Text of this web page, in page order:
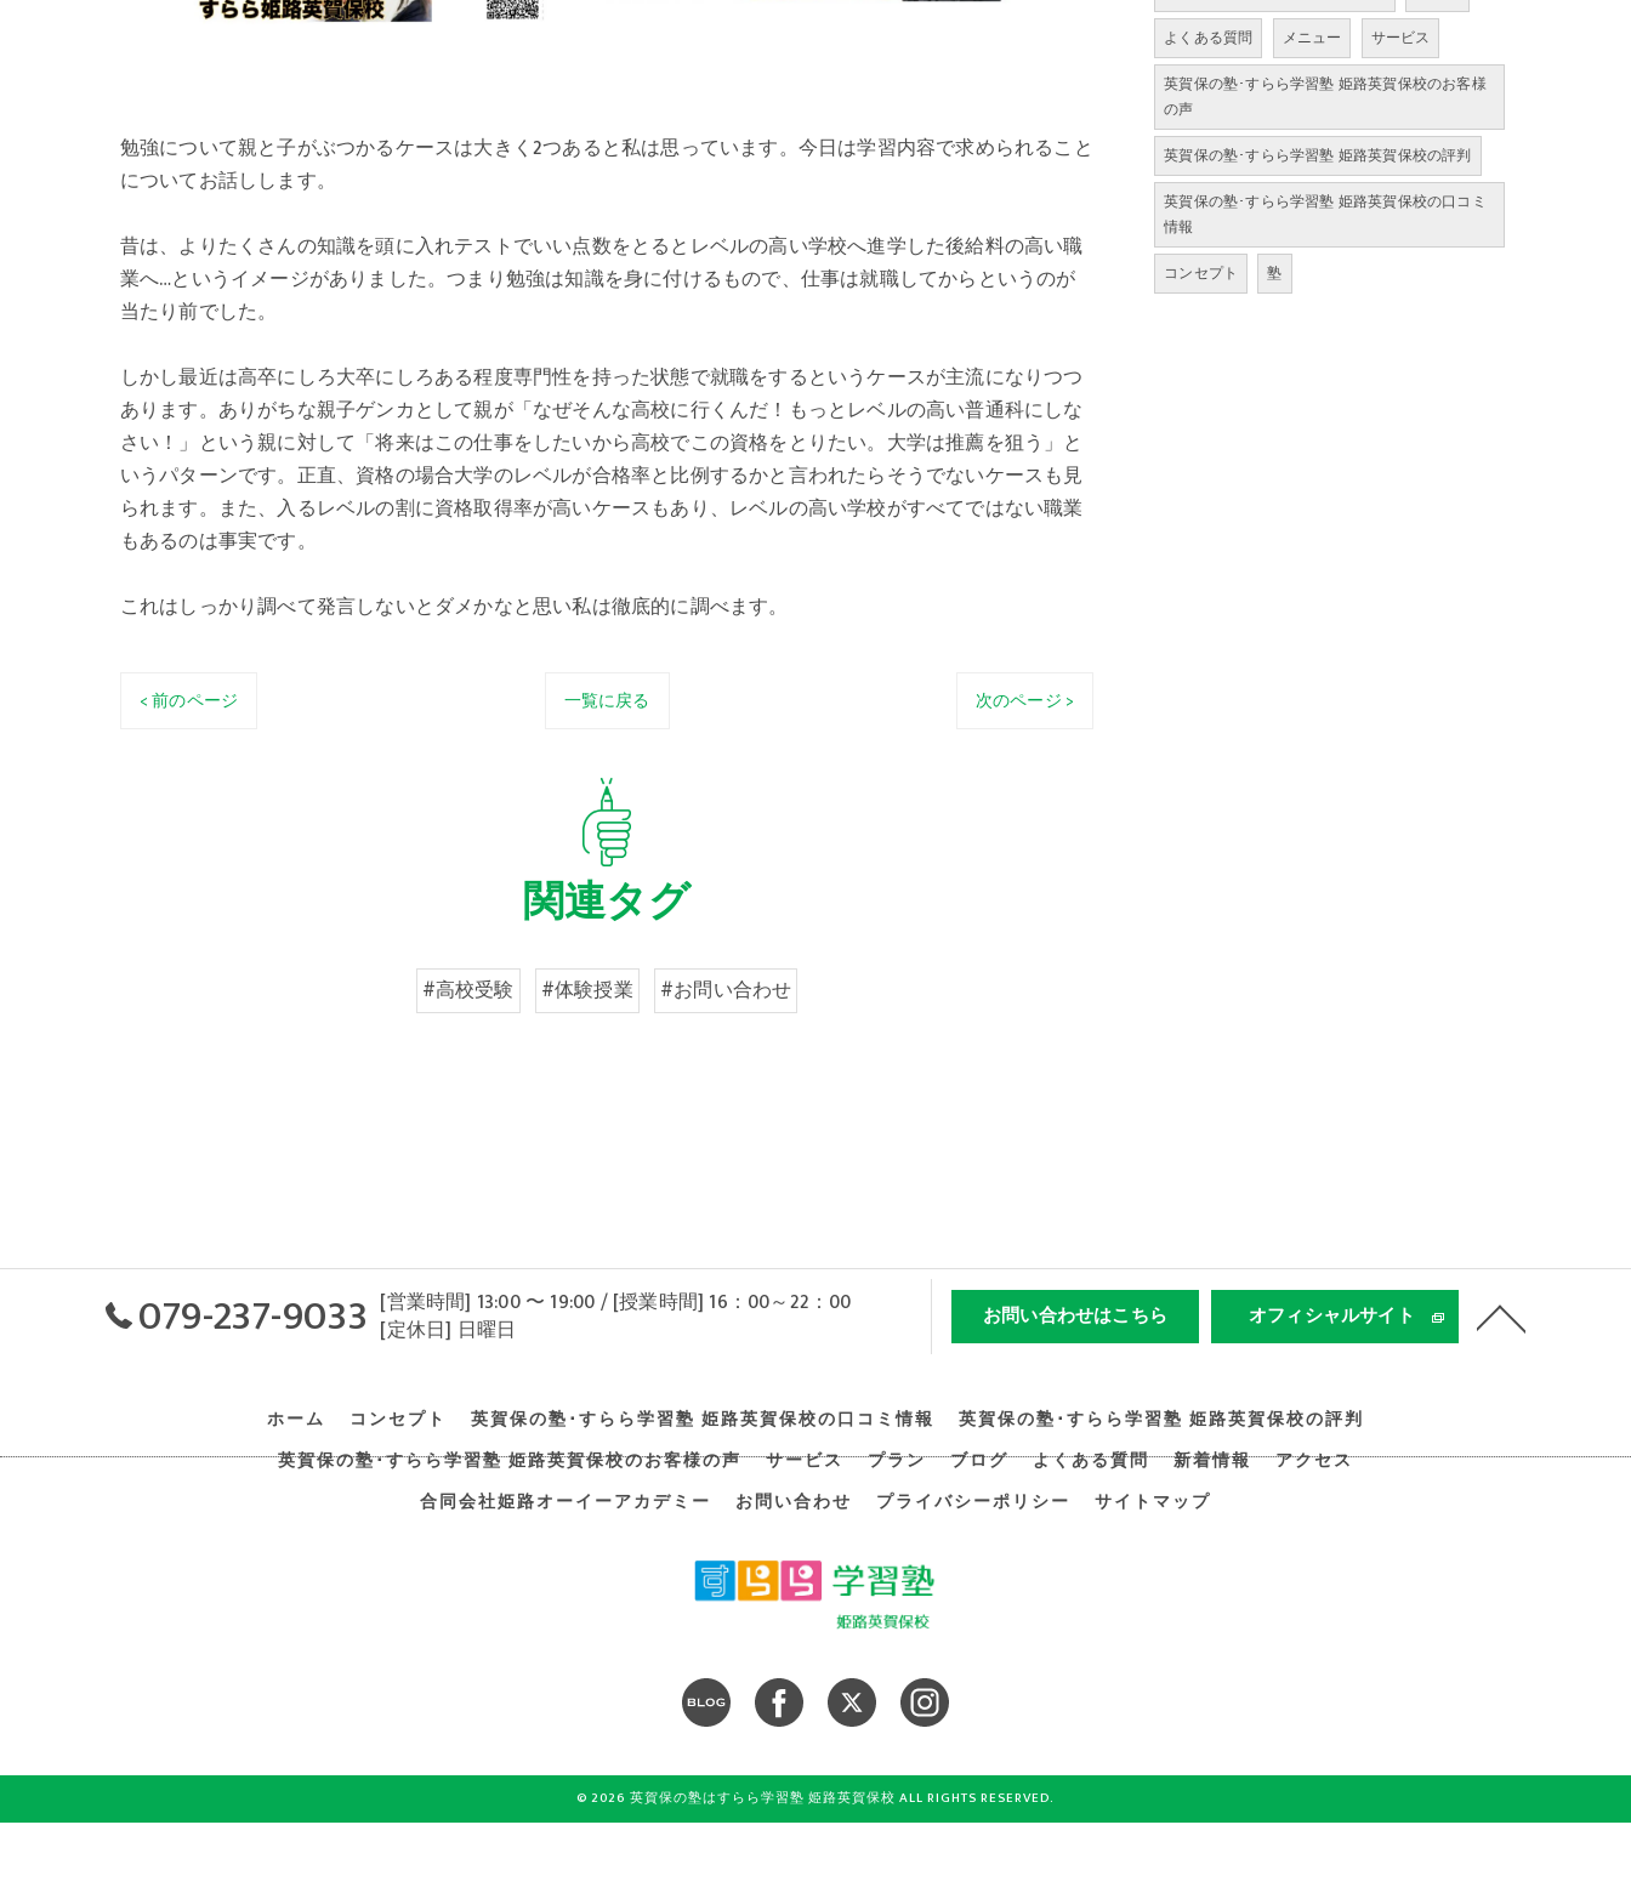
勉強について親と子がぶつかるケースは大きく2つあると私は思っています。今日は学習内容で求められること
についてお話しします。
昔は、よりたくさんの知識を頭に入れテストでいい点数をとるとレベルの高い学校へ進学した後給料の高い職
業へ…というイメージがありました。つまり勉強は知識を身に付けるもので、仕事は就職してからというのが
当たり前でした。
しかし最近は高卒にしろ大卒にしろある程度専門性を持った状態で就職をするというケースが主流になりつつ
あります。ありがちな親子ゲンカとして親が「なぜそんな高校に行くんだ！もっとレベルの高い普通科にしな
さい！」という親に対して「将来はこの仕事をしたいから高校でこの資格をとりたい。大学は推薦を狙う」と
いうパターンです。正直、資格の場合大学のレベルが合格率と比例するかと言われたらそうでないケースも見
られます。また、入るレベルの割に資格取得率が高いケースもあり、レベルの高い学校がすべてではない職業
もあるのは事実です。
これはしっかり調べて発言しないとダメかなと思い私は徹底的に調べます。
< 前のページ 一覧に戻る 次のページ >
関連タグ
#高校受験 #体験授業 #お問い合わせ
よくある質問
メニュー
サービス
英賀保の塾･すらら学習塾 姫路英賀保校のお客様
の声
英賀保の塾･すらら学習塾 姫路英賀保校の評判
英賀保の塾･すらら学習塾 姫路英賀保校の口コミ
情報
コンセプト
塾
079-237-9033 [営業時間] 13:00 〜 19:00 / [授業時間] 16：00～22：00
[定休日] 日曜日
お問い合わせはこちら オフィシャルサイト
ホーム コンセプト 英賀保の塾･すらら学習塾 姫路英賀保校の口コミ情報
英賀保の塾･すらら学習塾 姫路英賀保校の評判
英賀保の塾･すらら学習塾 姫路英賀保校のお客様の声
サービス プラン ブログ よくある質問 新着情報
アクセス
合同会社姫路オーイーアカデミー
お問い合わせ プライバシーポリシー サイトマップ
© 2026 英賀保の塾はすらら学習塾 姫路英賀保校 ALL RIGHTS RESERVED.